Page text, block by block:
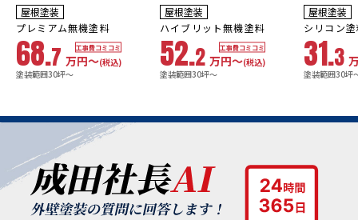
耐用年数
18~23年
屋根塗装
プレミアム無機塗料
68.7 万円〜(税込)
工事費コミコミ
塗装範囲30坪～
耐用年数
13~18年
屋根塗装
ハイブリット無機塗料
52.2 万円〜(税込)
工事費コミコミ
塗装範囲30坪～
耐用年数
8年
屋根塗装
シリコン
31.3
塗装範囲30坪